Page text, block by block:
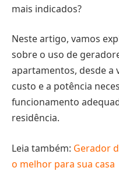
mais indicados?
Neste artigo, vamos
sobre o uso de
apartamentos, desde a
custo e a potência
funcionamento
residência.
Leia também: Gerador
o melhor para sua casa